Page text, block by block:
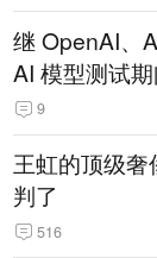
继 OpenAI、
AI 模型测试
9
王虹的顶级
判了
516